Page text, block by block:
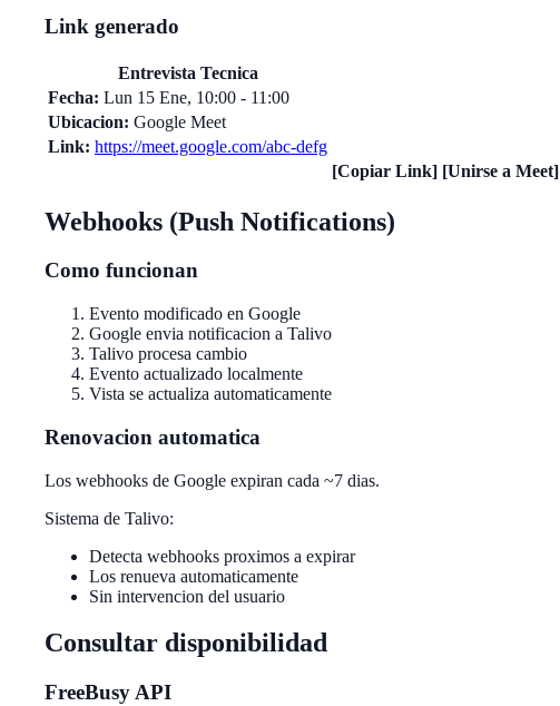
Link generado
Entrevista Tecnica
Fecha: Lun 15 Ene, 10:00 - 11:00
Ubicacion: Google Meet
Link: https://meet.google.com/abc-defg
[Copiar Link] [Unirse a Meet]
Webhooks (Push Notifications)
Como funcionan
Evento modificado en Google
Google envia notificacion a Talivo
Talivo procesa cambio
Evento actualizado localmente
Vista se actualiza automaticamente
Renovacion automatica
Los webhooks de Google expiran cada ~7 dias.
Sistema de Talivo:
Detecta webhooks proximos a expirar
Los renueva automaticamente
Sin intervencion del usuario
Consultar disponibilidad
FreeBusy API